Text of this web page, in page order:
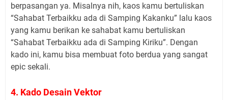
berpasangan ya. Misalnya nih, kaos kamu bertuliskan
“Sahabat Terbaikku ada di Samping Kakanku” lalu kaos
yang kamu berikan ke sahabat kamu bertuliskan
“Sahabat Terbaikku ada di Samping Kiriku”. Dengan
kado ini, kamu bisa membuat foto berdua yang sangat
epic sekali.
4. Kado Desain Vektor